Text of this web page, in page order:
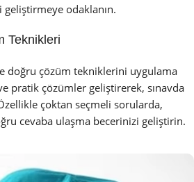
odaklanın.
Teknikleri
doğru çözüm tekniklerini uygulama
pratik çözümler geliştirerek, sınavda
çoktan seçmeli sorularda,
cevaba ulaşma becerinizi geliştirin.